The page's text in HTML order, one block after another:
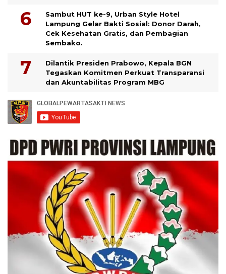
Sambut HUT ke-9, Urban Style Hotel
Lampung Gelar Bakti Sosial: Donor Darah,
Cek Kesehatan Gratis, dan Pembagian
Sembako.
Dilantik Presiden Prabowo, Kepala BGN
Tegaskan Komitmen Perkuat Transparansi
dan Akuntabilitas Program MBG